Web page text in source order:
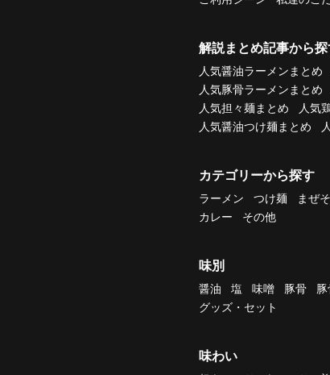
解説まとめ記事から探
人気醤油ラーメンまとめ
人気豚骨ラーメンまとめ
人気担々麺まとめ
人気
人気醤油つけ麺まとめ
カテゴリーから探す
ラーメン つけ麺 まぜ
カレー
その他
味別
醤油 塩 味噌 豚骨
グッズ・セット
味わい